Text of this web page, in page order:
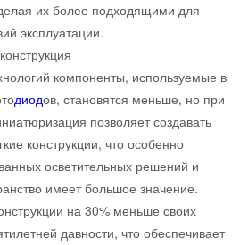
их более подходящими для
эксплуатации.
компоненты, используемые в
диодов, становятся меньше, но при
позволяет создавать
конструкции, что особенно
осветительных решений и
имеет большое значение.
на 30% меньше своих
давности, что обеспечивает